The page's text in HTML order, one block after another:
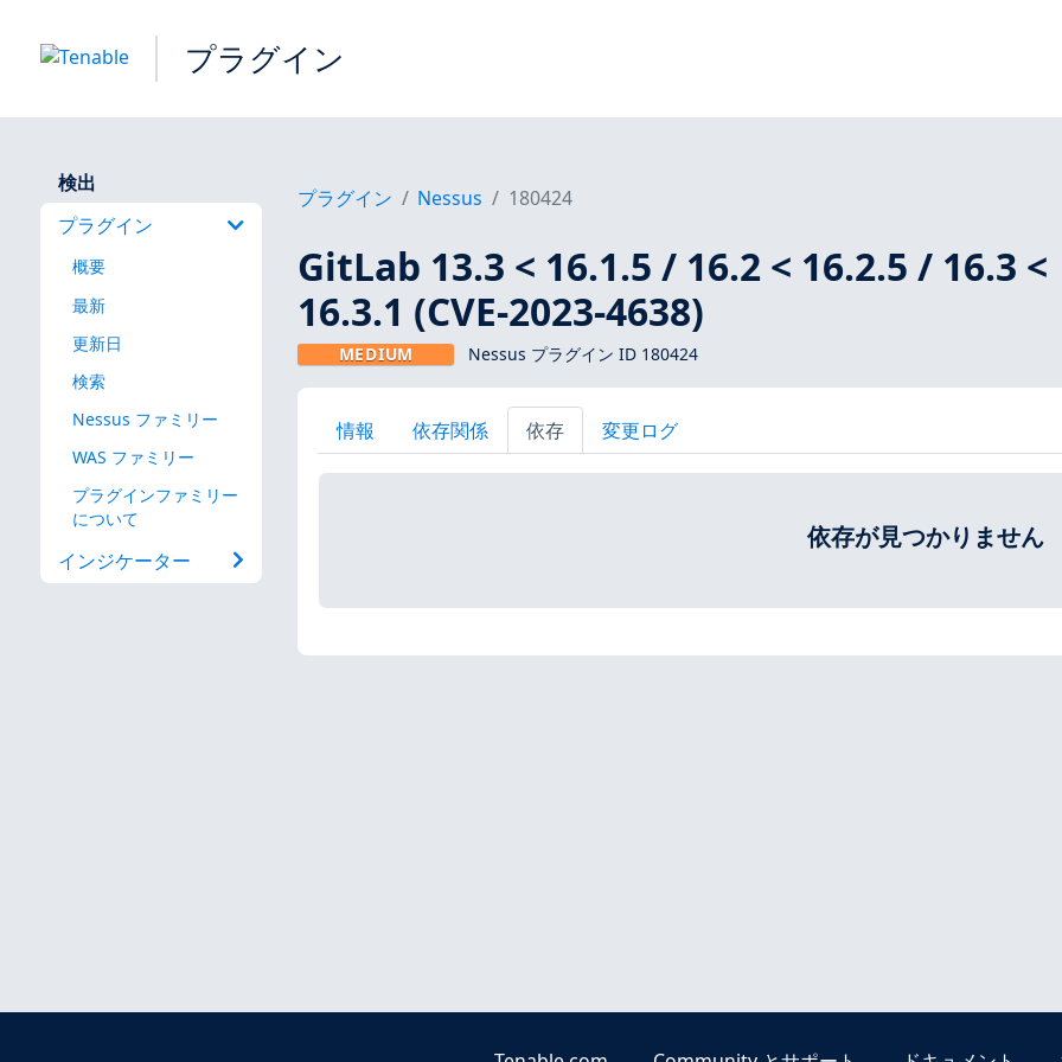
プラグイン
検出
プラグイン
概要
最新
更新日
検索
Nessus ファミリー
WAS ファミリー
プラグインファミリー
について
インジケーター
プラグイン Nessus 180424
GitLab 13.3 < 16.1.5 / 16.2 < 16.2.5 / 16.3 <
16.3.1 (CVE-2023-4638)
MEDIUM Nessus プラグイン ID 180424
情報 依存関係 依存 変更ログ
依存が見つかりません